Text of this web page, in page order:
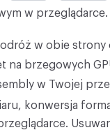
w przeglądarce.
w obie strony
na brzegowych
w Twojej
konwersja